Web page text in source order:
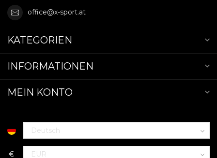
office@x-sport.at
KATEGORIEN
INFORMATIONEN
MEIN KONTO
€